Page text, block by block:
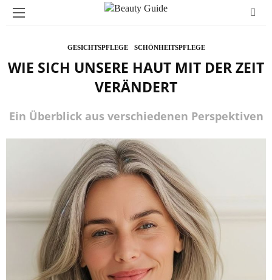
GESICHTSPFLEGE SCHÖNHEITSPFLEGE
WIE SICH UNSERE HAUT MIT DER ZEIT
VERÄNDERT
Ein Überblick aus verschiedenen Perspektiven